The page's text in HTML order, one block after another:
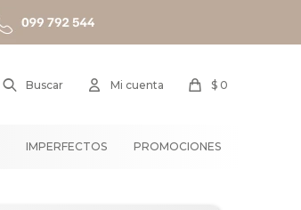
IMPERFECTOS PROMOCIONES
$ 0